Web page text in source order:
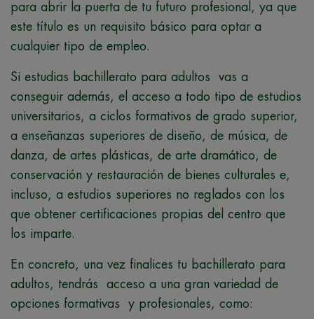
para abrir la puerta de tu futuro profesional, ya que
este título es un requisito básico para optar a
cualquier tipo de empleo.
Si estudias bachillerato para adultos vas a
conseguir además, el acceso a todo tipo de estudios
universitarios, a ciclos formativos de grado superior,
a enseñanzas superiores de diseño, de música, de
danza, de artes plásticas, de arte dramático, de
conservación y restauración de bienes culturales e,
incluso, a estudios superiores no reglados con los
que obtener certificaciones propias del centro que
los imparte.
En concreto, una vez finalices tu bachillerato para
adultos, tendrás acceso a una gran variedad de
opciones formativas y profesionales, como: